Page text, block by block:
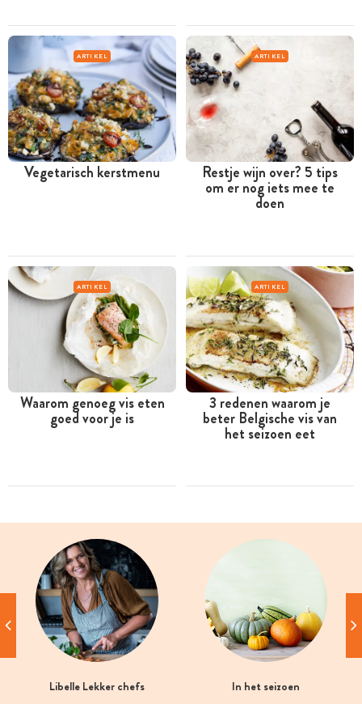
ARTIKEL
Vegetarisch kerstmenu
ARTIKEL
Restje wijn over? 5 tips
om er nog iets mee te
doen
ARTIKEL
Waarom genoeg vis eten
goed voor je is
ARTIKEL
3 redenen waarom je
beter Belgische vis van
het seizoen eet
Libelle Lekker chefs In het seizoen